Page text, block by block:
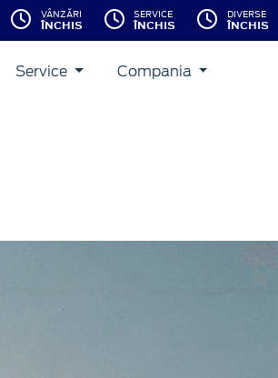
VÂNZĂRI
ÎNCHIS
SERVICE
ÎNCHIS
DIVERSE
ÎNCHIS
Service Compania